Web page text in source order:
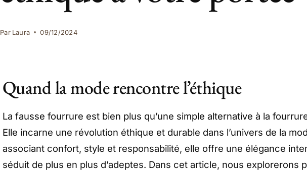
Par Laura 09/12/2024
Quand la mode rencontre l’éthique
La fausse fourrure est bien plus qu’une simple alternative à la
Elle incarne une révolution éthique et durable dans l’univers de la
associant confort, style et responsabilité, elle offre une élégance
séduit de plus en plus d’adeptes. Dans cet article, nous explorerons